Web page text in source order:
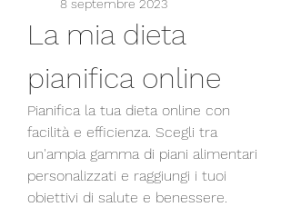
8 septembre 2023
La mia dieta
pianifica online
Pianifica la tua dieta online con
facilità e efficienza. Scegli tra
un'ampia gamma di piani alimentari
personalizzati e raggiungi i tuoi
obiettivi di salute e benessere.